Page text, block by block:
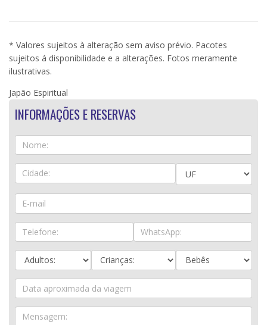
* Valores sujeitos à alteração sem aviso prévio. Pacotes
sujeitos á disponibilidade e a alterações. Fotos meramente
ilustrativas.
Japão Espiritual
INFORMAÇÕES E RESERVAS